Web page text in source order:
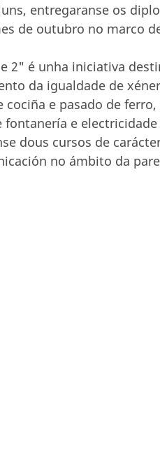
entregaranse os
de outubro no marco
2" é unha iniciativa
da igualdade de
cociña e pasado de
e
dous cursos de
no ámbito da